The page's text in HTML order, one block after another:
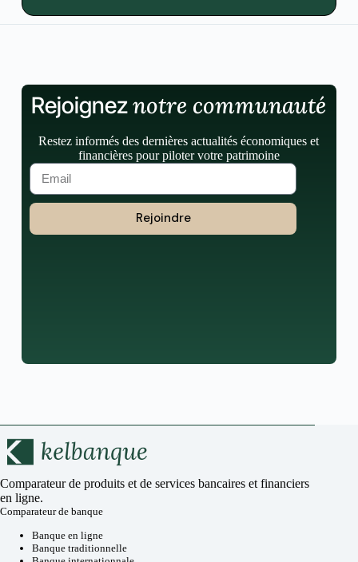
Rejoigneznotre communauté
Restez informés des dernières actualités économiques et
financières pour piloter votre patrimoine
Rejoindre
Comparateur de produits et de services bancaires et financiers
en ligne.
Comparateur de banque
Banque en ligne
Banque traditionnelle